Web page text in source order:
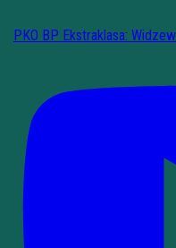
PKO BP Ekstraklasa: